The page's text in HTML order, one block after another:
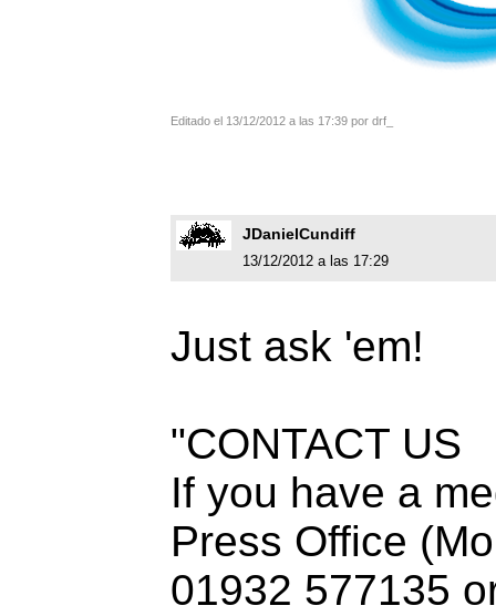
Editado el 13/12/2012 a las 17:39 por drf_
JDanielCundiff
13/12/2012 a las 17:29
Just ask 'em!
"CONTACT US
If you have a
Press Office
01932 577135